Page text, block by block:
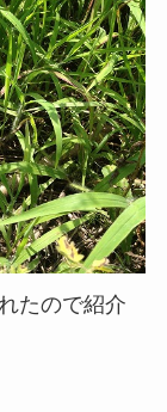
たので紹介